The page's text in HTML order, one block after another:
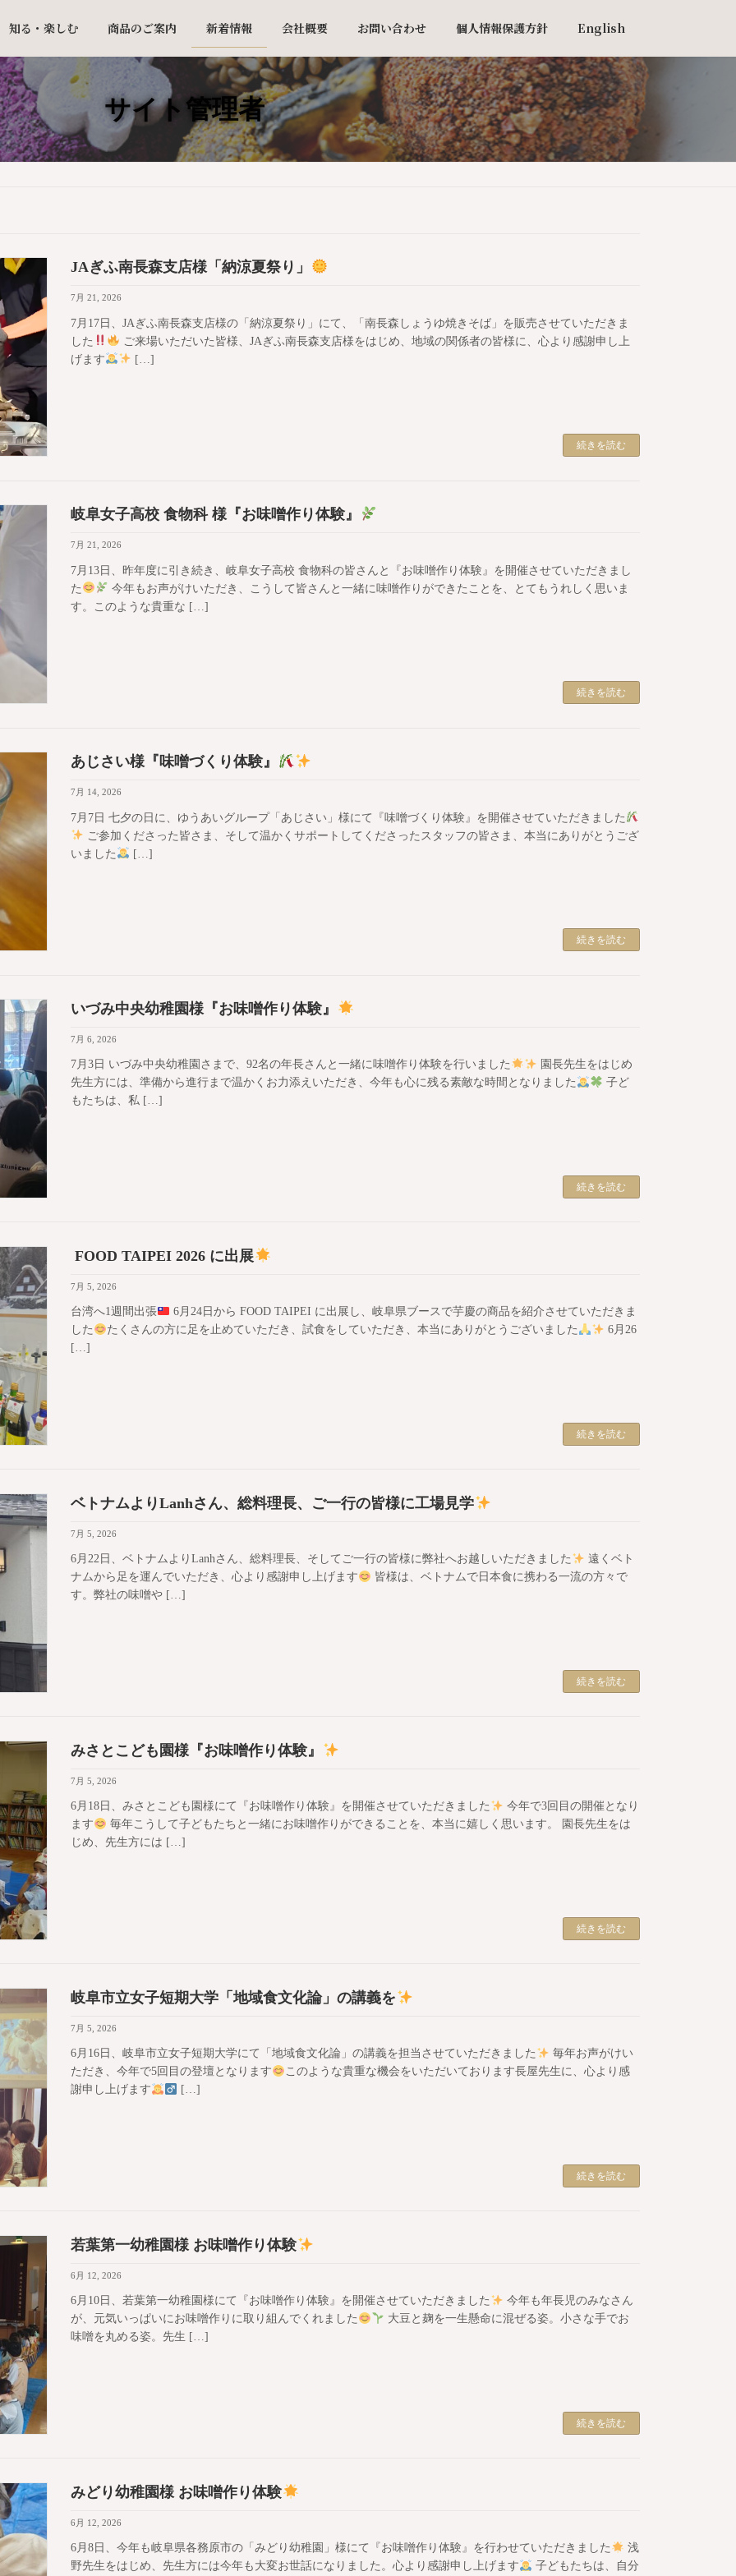
知る・楽しむ 商品のご案内 新着情報 会社概要 お問い合わせ 個人情報保護方針 English
サイト管理者
JAぎふ南長森支店様「納涼夏祭り」
7月 21, 2026
7月17日、JAぎふ南長森支店様の「納涼夏祭り」にて、「南長森しょうゆ焼きそば」を販売させていただきま
した
ご来場いただいた皆様、JAぎふ南長森支店様をはじめ、地域の関係者の皆様に、心より感謝申し上
げます
[…]
続きを読む
岐阜女子高校 食物科 様『お味噌作り体験』
7月 21, 2026
7月13日、昨年度に引き続き、岐阜女子高校 食物科の皆さんと『お味噌作り体験』を開催させていただきまし
た
今年もお声がけいただき、こうして皆さんと一緒に味噌作りができたことを、とてもうれしく思いま
す。このような貴重な […]
続きを読む
あじさい様『味噌づくり体験』
7月 14, 2026
7月7日 七夕の日に、ゆうあいグループ「あじさい」様にて『味噌づくり体験』を開催させていただきました
ご参加くださった皆さま、そして温かくサポートしてくださったスタッフの皆さま、本当にありがとうござ
いました
[…]
続きを読む
いづみ中央幼稚園様『お味噌作り体験』
7月 6, 2026
7月3日 いづみ中央幼稚園さまで、92名の年長さんと一緒に味噌作り体験を行いました
園長先生をはじめ
先生方には、準備から進行まで温かくお力添えいただき、今年も心に残る素敵な時間となりました
子ど
もたちは、私 […]
続きを読む
FOOD TAIPEI 2026 に出展
7月 5, 2026
台湾へ1週間出張
6月24日から FOOD TAIPEI に出展し、岐阜県ブースで芋慶の商品を紹介させていただきま
した
たくさんの方に足を止めていただき、試食をしていただき、本当にありがとうございました
6月26
[…]
続きを読む
ベトナムよりLanhさん、総料理長、ご一行の皆様に工場見学
7月 5, 2026
6月22日、ベトナムよりLanhさん、総料理長、そしてご一行の皆様に弊社へお越しいただきました
遠くベト
ナムから足を運んでいただき、心より感謝申し上げます
皆様は、ベトナムで日本食に携わる一流の方々で
す。弊社の味噌や […]
続きを読む
みさとこども園様『お味噌作り体験』
7月 5, 2026
6月18日、みさとこども園様にて『お味噌作り体験』を開催させていただきました
今年で3回目の開催となり
ます
毎年こうして子どもたちと一緒にお味噌作りができることを、本当に嬉しく思います。 園長先生をは
じめ、先生方には […]
続きを読む
岐阜市立女子短期大学「地域食文化論」の講義を
7月 5, 2026
6月16日、岐阜市立女子短期大学にて「地域食文化論」の講義を担当させていただきました
毎年お声がけい
ただき、今年で5回目の登壇となります
このような貴重な機会をいただいております長屋先生に、心より感
謝申し上げます
[…]
続きを読む
若葉第一幼稚園様 お味噌作り体験
6月 12, 2026
6月10日、若葉第一幼稚園様にて『お味噌作り体験』を開催させていただきました
今年も年長児のみなさん
が、元気いっぱいにお味噌作りに取り組んでくれました
大豆と麹を一生懸命に混ぜる姿。小さな手でお
味噌を丸める姿。先生 […]
続きを読む
みどり幼稚園様 お味噌作り体験
6月 12, 2026
6月8日、今年も岐阜県各務原市の「みどり幼稚園」様にて『お味噌作り体験』を行わせていただきました
浅
野先生をはじめ、先生方には今年も大変お世話になりました。心より感謝申し上げます
子どもたちは、自分